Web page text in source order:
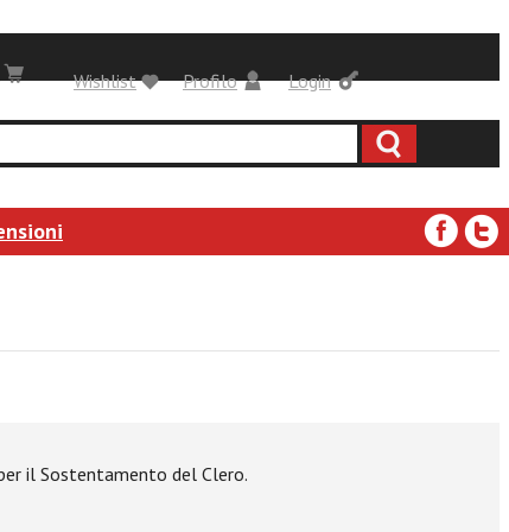
Login
Profilo
Wishlist
il Sostentamento del Clero.